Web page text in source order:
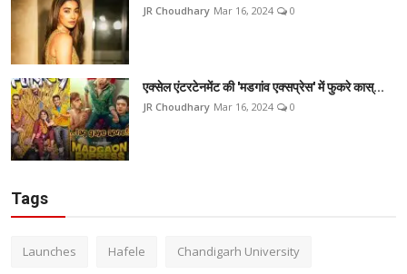
JR Choudhary Mar 16, 2024 0
एक्सेल एंटरटेनमेंट की 'मडगांव एक्सप्रेस' में फुकरे कास्...
JR Choudhary Mar 16, 2024 0
Tags
Launches Hafele Chandigarh University